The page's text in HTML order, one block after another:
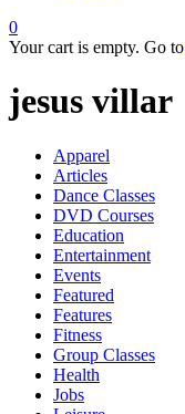
0
Your cart is empty. Go to
jesus villar
Apparel
Articles
Dance Classes
DVD Courses
Education
Entertainment
Events
Featured
Features
Fitness
Group Classes
Health
Jobs